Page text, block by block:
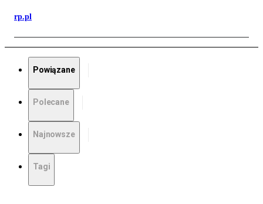
rp.pl
Powiązane
Polecane
Najnowsze
Tagi